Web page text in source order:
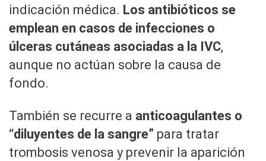
indicación médica. Los antibióticos se
emplean en casos de infecciones o
úlceras cutáneas asociadas a la IVC,
aunque no actúan sobre la causa de
fondo.
También se recurre a anticoagulantes o
“diluyentes de la sangre” para tratar
trombosis venosa y prevenir la aparición